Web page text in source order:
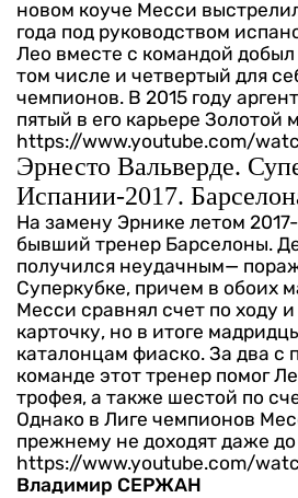
новом коуче Месси
года под руководством
Лео вместе с командой
том числе и четвертый для
чемпионов. В 2015 году
пятый в его карьере Золотой
https://www.youtube.com/
Эрнесто Вальверде.
Испании-2017.
На замену Эрнике летом
бывший тренер Барселоны.
получился неудачным—
Суперкубке, причем в обоих
Месси сравнял счет по ходу
карточку, но в итоге
каталонцам фиаско. За два с
команде этот тренер помог
трофея, а также шестой по
Однако в Лиге чемпионов
прежнему не доходят даже
https://www.youtube.com/
Владимир СЕРЖАН